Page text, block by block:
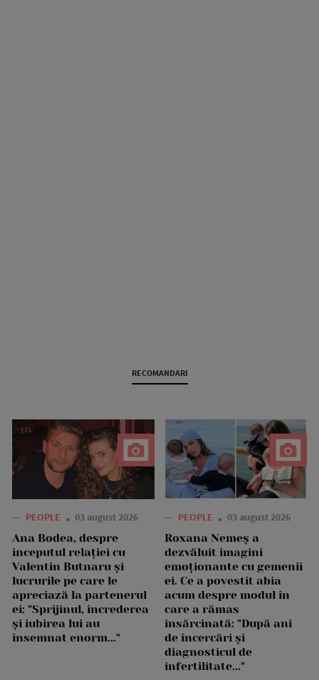
RECOMANDARI
— PEOPLE 03 august 2026
Ana Bodea, despre
începutul relației cu
Valentin Butnaru și
lucrurile pe care le
apreciază la partenerul
ei: "Sprijinul, încrederea
și iubirea lui au
însemnat enorm..."
— PEOPLE 03 august 2026
Roxana Nemeș a
dezvăluit imagini
emoționante cu gemenii
ei. Ce a povestit abia
acum despre modul în
care a rămas
însărcinată: "După ani
de încercări și
diagnosticul de
infertilitate..."